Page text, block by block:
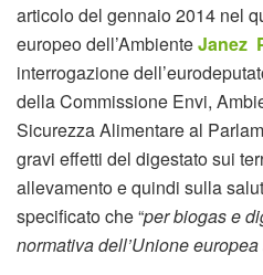
articolo del gennaio 2014 nel
europeo dell’AmbienteJanez
interrogazione
della Commissione Envi,
Sicurezza Alimentare al
gravi effetti del digestato sui
allevamento e quindi sulla
specificato che “per biogas e
normativa dell’Unione